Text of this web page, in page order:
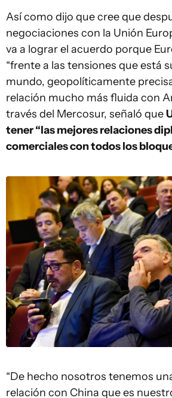
Así como dijo que cree que
negociaciones con la Unión
va a lograr el acuerdo porque
“frente a las tensiones que está
mundo, geopolíticamente
relación mucho más fluida con
través del Mercosur, señaló que
tener “las mejores relaciones
comerciales con todos los
“De hecho nosotros tenemos
relación con China que es